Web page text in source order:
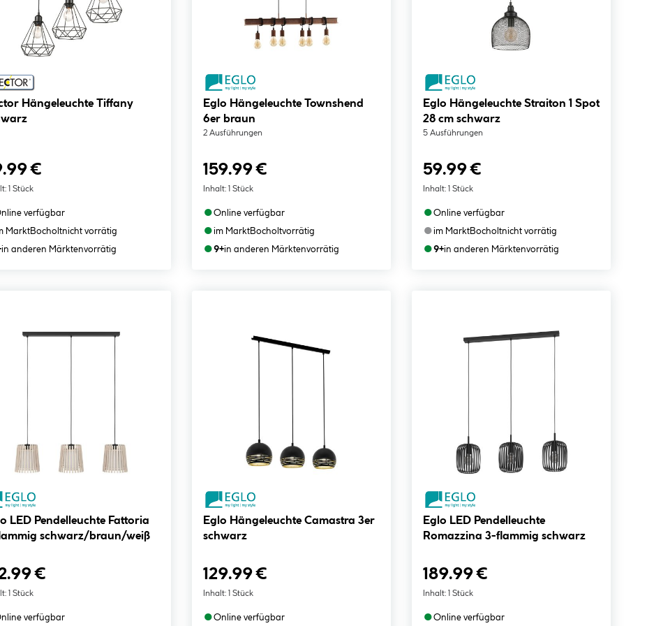
Hängeleuchte Tiffany
€
1 Stück
verfügbar
MarktBocholtnicht vorrätig
in anderen Märktenvorrätig
Eglo Hängeleuchte Townshend
6er braun
2 Ausführungen
159.99 €
Inhalt: 1 Stück
●Online verfügbar
●im MarktBocholtvorrätig
●9+in anderen Märktenvorrätig
Eglo Hängeleuchte Straiton 1 Spot
28 cm schwarz
5 Ausführungen
59.99 €
Inhalt: 1 Stück
●Online verfügbar
●im MarktBocholtnicht vorrätig
●9+in anderen Märktenvorrätig
schwarz/braun/weiß
€
1 Stück
verfügbar
Eglo Hängeleuchte Camastra 3er
schwarz
129.99 €
Inhalt: 1 Stück
●Online verfügbar
Eglo LED Pendelleuchte
Romazzina 3-flammig schwarz
189.99 €
Inhalt: 1 Stück
●Online verfügbar